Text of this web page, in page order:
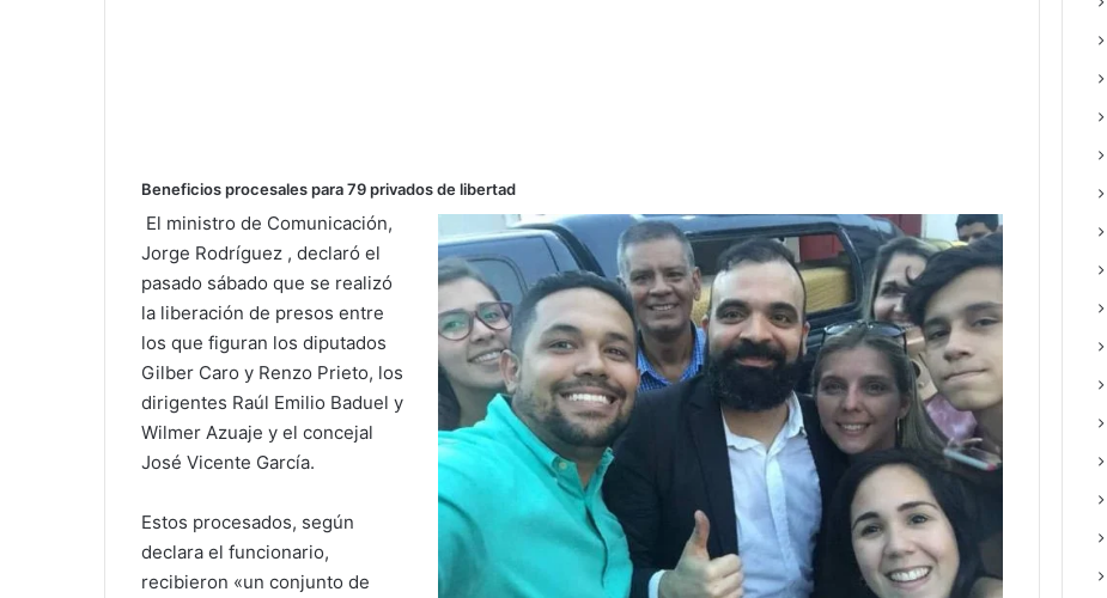
Beneficios procesales para 79 privados de libertad
El ministro de Comunicación,
Jorge Rodríguez , declaró el
pasado sábado que se realizó
la liberación de presos entre
los que figuran los diputados
Gilber Caro y Renzo Prieto, los
dirigentes Raúl Emilio Baduel y
Wilmer Azuaje y el concejal
José Vicente García.
Estos procesados, según
declara el funcionario,
recibieron «un conjunto de